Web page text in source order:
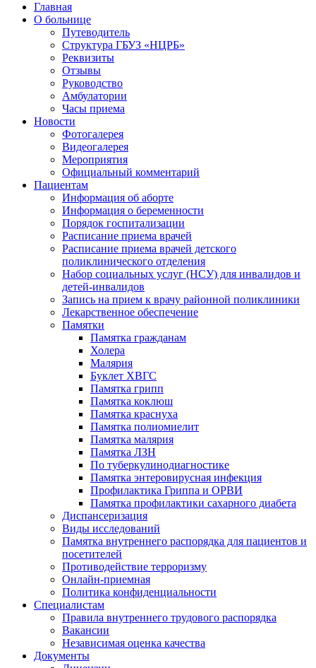
Главная
О больнице
Путеводитель
Структура ГБУЗ «НЦРБ»
Реквизиты
Отзывы
Руководство
Амбулатории
Часы приема
Новости
Фотогалерея
Видеогалерея
Мероприятия
Официальный комментарий
Пациентам
Информация об аборте
Информация о беременности
Порядок госпитализации
Расписание приема врачей
Расписание приема врачей детского
поликлинического отделения
Набор социальных услуг (НСУ) для инвалидов и
детей-инвалидов
Запись на прием к врачу районной поликлиники
Лекарственное обеспечение
Памятки
Памятка гражданам
Холера
Малярия
Буклет ХВГС
Памятка грипп
Памятка коклюш
Памятка краснуха
Памятка полиомиелит
Памятка малярия
Памятка ЛЗН
По туберкулинодиагностике
Памятка энтеровирусная инфекция
Профилактика Гриппа и ОРВИ
Памятка профилактики сахарного диабета
Диспансеризация
Виды исследований
Памятка внутреннего распорядка для пациентов и
посетителей
Противодействие терроризму
Онлайн-приемная
Политика конфиденциальности
Cпециалистам
Правила внутреннего трудового распорядка
Вакансии
Независимая оценка качества
Документы